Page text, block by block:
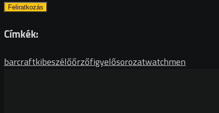
Címkék:
barcraftkibeszélőőrzőfigyelősorozatwatchmen